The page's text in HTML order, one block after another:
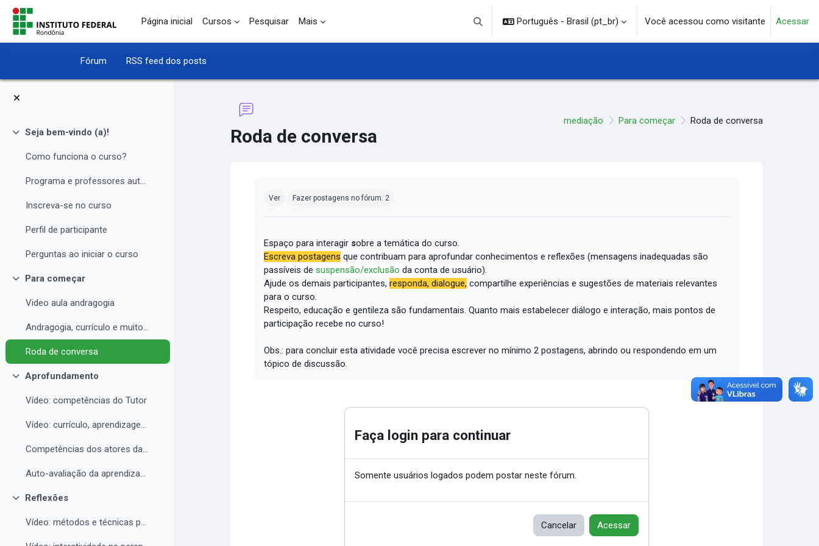
Ir para o conteúdo principal
Página inicial
Cursos Pesquisar Mais
Alternar entrada de pesquisa
Português - Brasil ‎(pt_br)‎ Você acessou como visitante Acessar
Fórum RSS feed dos posts
Contrair
Seja bem-vindo (a)!
Como funciona o curso?
Programa e professores autores
Inscreva-se no curso
Perfil de participante
Perguntas ao iniciar o curso
Contrair
Para começar
Video aula andragogia
Andragogia, currículo e muito mais
Roda de conversa
Contrair
Aprofundamento
Vídeo: competências do Tutor
Vídeo: currículo, aprendizagem e docência para EAD
Competências dos atores da educação a distância professor, tutor e aluno
Auto-avaliação da aprendizagem
Contrair
Reflexões
Vídeo: métodos e técnicas para EAD
Roda de conversa
mediação Para começar Roda de conversa
Ver Fazer postagens no fórum: 2
Espaço para interagir sobre a temática do curso.
Escreva postagens que contribuam para aprofundar conhecimentos e reflexões (mensagens inadequadas são
passíveis desuspensão/exclusão da conta de usuário).
Ajude os demais participantes,responda, dialogue, compartilhe experiências e sugestões de materiais relevantes
para o curso.
Respeito, educação e gentileza são fundamentais.Quanto mais estabelecer diálogo e interação, mais pontos de
participação recebe no curso!
Obs.: para concluir esta atividade você precisa escrever no mínimo 2 postagens, abrindo ou respondendo em um
tópico de discussão.
Faça login para continuar
Somente usuários logados podem postar neste fórum.
Cancelar Acessar